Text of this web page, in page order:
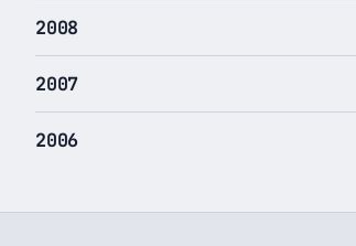
2008
2007
2006